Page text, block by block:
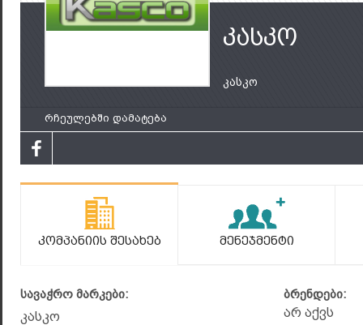
კასკო
კასკო
რჩეულებში დამატება
Კომპანიის Შესახებ Მენეჯმენტი
სავაჭრო მარკები:
კასკო
ბრენდები:
არ აქვს